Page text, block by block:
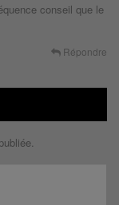
conseil que le
Répondre